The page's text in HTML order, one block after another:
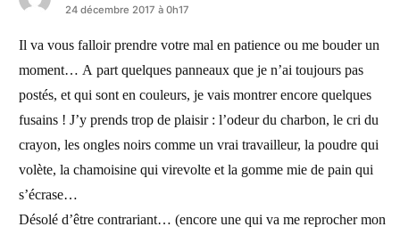
a
dit :
24 décembre 2017 à 0h17
Il va vous falloir prendre votre mal en patience ou me bouder un
moment… A part quelques panneaux que je n’ai toujours pas
postés, et qui sont en couleurs, je vais montrer encore quelques
fusains ! J’y prends trop de plaisir : l’odeur du charbon, le cri du
crayon, les ongles noirs comme un vrai travailleur, la poudre qui
volète, la chamoisine qui virevolte et la gomme mie de pain qui
s’écrase…
Désolé d’être contrariant… (encore une qui va me reprocher mon